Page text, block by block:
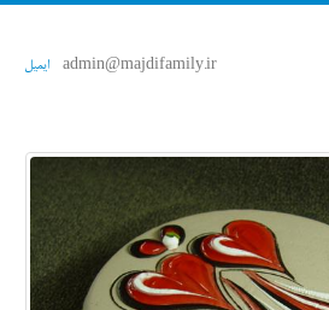
admin@majdifamily.ir ایمیل